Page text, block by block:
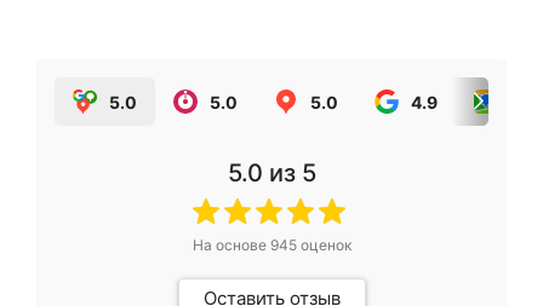
5.0 5.0 5.0 4.9
5.0 из 5
На основе 945оценок
Оставить отзыв